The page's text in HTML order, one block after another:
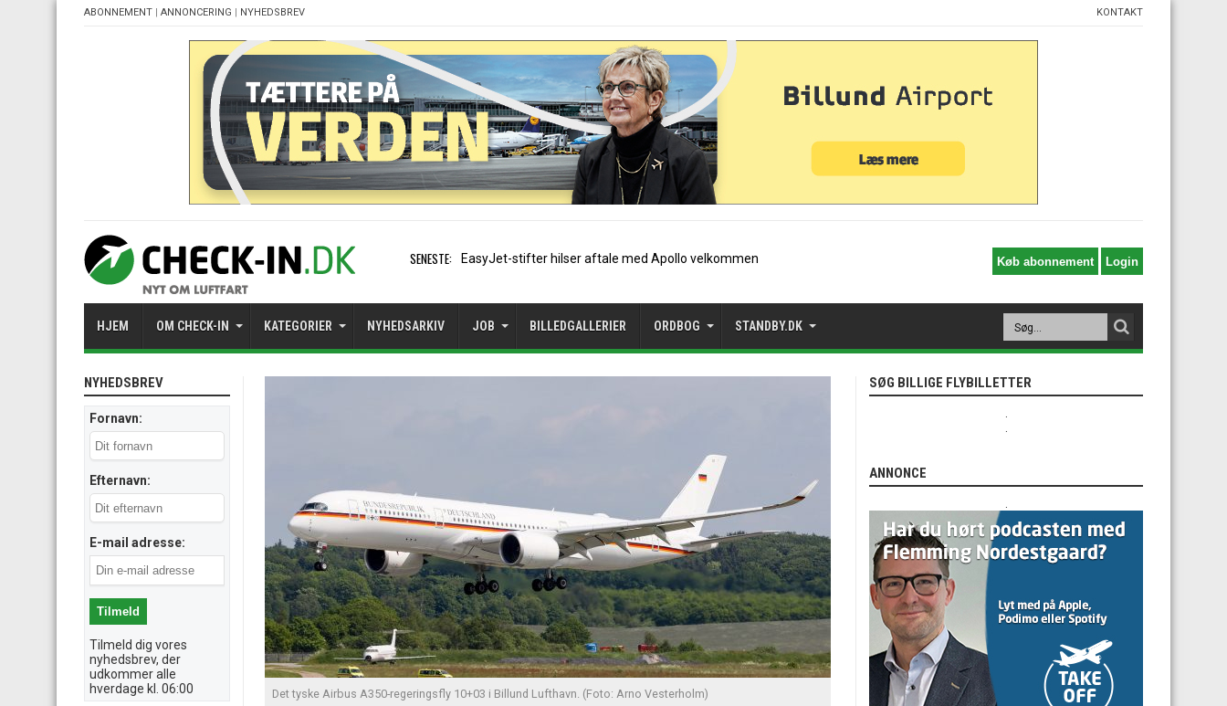
ABONNEMENT | ANNONCERING | NYHEDSBREV KONTAKT
SENESTE: Air France etablerer A320-
HJEM OM CHECK-IN KATEGORIER NYHEDSARKIV JOB BILLEDGALLERIER ORDBOG STANDBY.DK
Det tyske Airbus A350-regeringsfly 10+03 i Billund Lufthavn. (Foto: Arno Vesterholm)
NYHEDSBREV
Fornavn:
Efternavn:
E-mail adresse:
Tilmeld dig vores
nyhedsbrev, der
udkommer alle
hverdage kl. 06:00
SØG BILLIGE FLYBILLETTER
ANNONCE